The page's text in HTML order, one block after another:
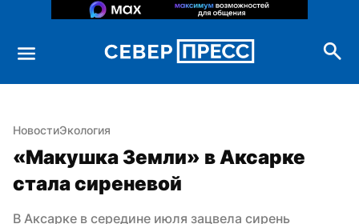
НовостиЭкология
«Макушка Земли» в Аксарке
стала сиреневой
В Аксарке в середине июля зацвела сирень